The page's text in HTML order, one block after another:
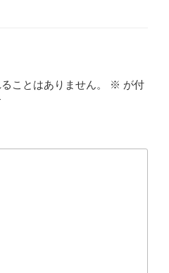
ことはありません。 ※ が付